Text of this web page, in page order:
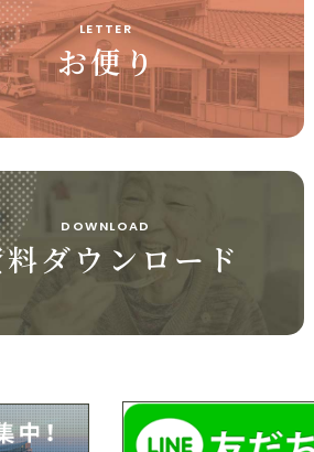
LETTER
お便り
DOWNLOAD
ダウンロード